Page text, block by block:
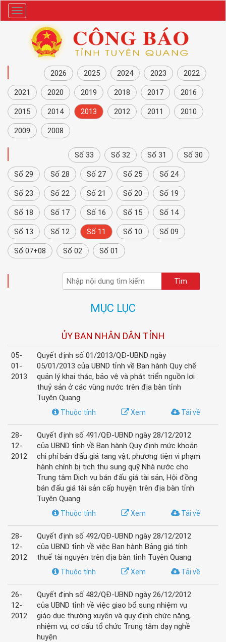
Danh
mục
2026 2025 2024 2023 2022
2021 2020 2019 2018 2017 2016
2015 2014 2013 2012 2011 2010
2009 2008
Số 33 Số 32 Số 31 Số 30
Số 29 Số 28 Số 27 Số 25 Số 24
Số 23 Số 22 Số 21 Số 20 Số 19
Số 18 Số 17 Số 16 Số 15 Số 14
Số 13 Số 12 Số 11 Số 10 Số 09
Số 07+08 Số 02 Số 01
MỤC LỤC
ỦY BAN NHÂN DÂN TỈNH
05-
01-
2013
Quyết định số 01/2013/QĐ-UBND ngày
05/01/2013 của UBND tỉnh về Ban hành Quy chế
quản lý khai thác, bảo vệ và phát triển nguồn lợi
thuỷ sản ở các vùng nước trên địa bàn tỉnh
Tuyên Quang
Tải về
Xem
Thuộc tính
28-
12-
2012
Quyết định số 491/QĐ-UBND ngày 28/12/2012
của UBND tỉnh về Ban hành Quy định mức khoán
chi phí bán đấu giá tang vật, phương tiện vi phạm
hành chính bị tịch thu sung quỹ Nhà nước cho
Trung tâm Dịch vụ bán đấu giá tài sản, Hội đồng
bán đấu giá tài sản cấp huyện trên địa bàn tỉnh
Tuyên Quang
Tải về
Xem
Thuộc tính
28-
12-
2012
Quyết định số 492/QĐ-UBND ngày 28/12/2012
của UBND tỉnh về việc Ban hành Bảng giá tính
thuế tài nguyên trên địa bàn tỉnh Tuyên Quang
Tải về
Xem
Thuộc tính
26-
12-
2012
Quyết định số 482/QĐ-UBND ngày 26/12/2012
của UBND tỉnh về việc giao bổ sung nhiệm vụ
giáo dục thường xuyên và quy định chức năng,
nhiệm vụ, cơ cấu tổ chức Trung tâm dạy nghề
huyện